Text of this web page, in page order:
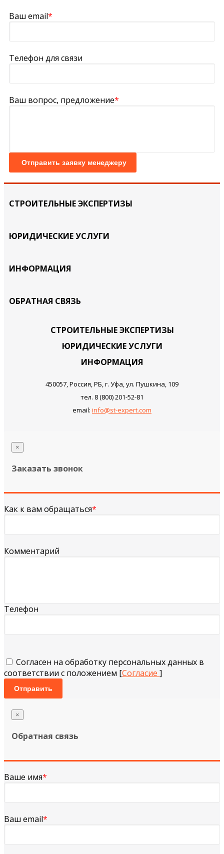
Ваш email*
Телефон для связи
Ваш вопрос, предложение*
Отправить заявку менеджеру
СТРОИТЕЛЬНЫЕ ЭКСПЕРТИЗЫ
ЮРИДИЧЕСКИЕ УСЛУГИ
ИНФОРМАЦИЯ
ОБРАТНАЯ СВЯЗЬ
СТРОИТЕЛЬНЫЕ ЭКСПЕРТИЗЫ
ЮРИДИЧЕСКИЕ УСЛУГИ
ИНФОРМАЦИЯ
450057, Россия, РБ, г. Уфа, ул. Пушкина, 109
тел. 8 (800) 201-52-81
email: info@st-expert.com
×
Заказать звонок
Как к вам обращаться*
Комментарий
Телефон
Согласен на обработку персональных данных в
соответствии с положением [Согласие ]
Отправить
×
Обратная связь
Ваше имя*
Ваш email*